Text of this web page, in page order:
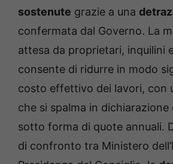
sostenute grazie a una
confermata dal Governo. La
attesa da proprietari, inquilini
consente di ridurre in modo
costo effettivo dei lavori, con
che si spalma in dichiarazione
sotto forma di quote annuali.
di confronto tra Ministero